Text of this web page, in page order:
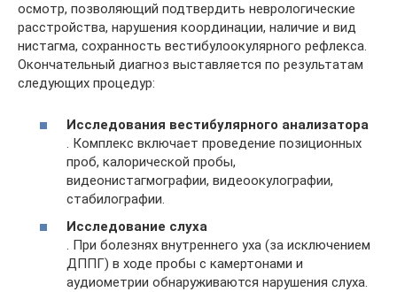
осмотр, позволяющий подтвердить неврологические
расстройства, нарушения координации, наличие и вид
нистагма, сохранность вестибулоокулярного рефлекса.
Окончательный диагноз выставляется по результатам
следующих процедур:
Исследования вестибулярного анализатора
. Комплекс включает проведение позиционных
проб, калорической пробы,
видеонистагмографии, видеоокулографии,
стабилографии.
Исследование слуха
. При болезнях внутреннего уха (за исключением
ДППГ) в ходе пробы с камертонами и
аудиометрии обнаруживаются нарушения слуха.